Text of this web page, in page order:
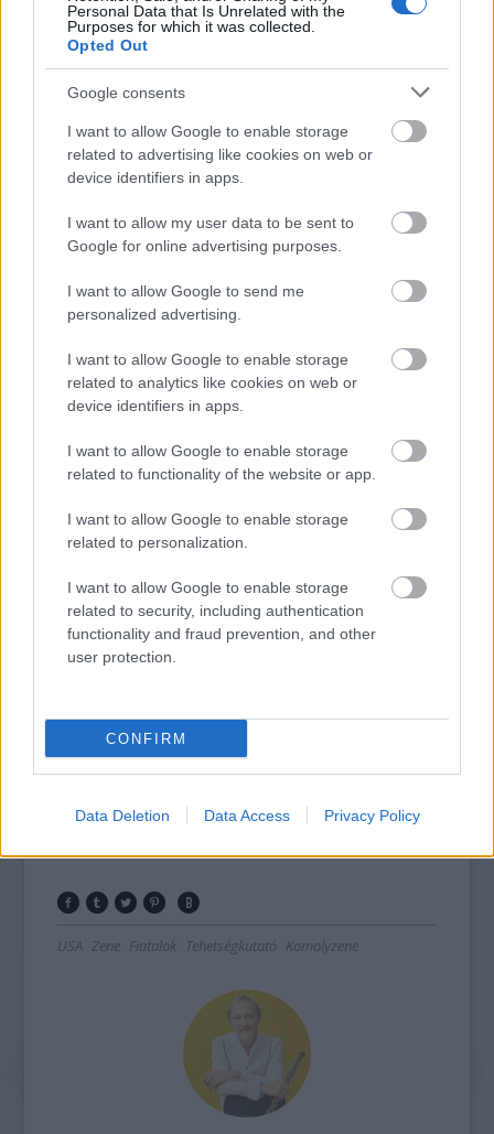
Personal Data that Is Unrelated with the
Purposes for which it was collected.
Opted Out
Google consents
I want to allow Google to enable storage
related to advertising like cookies on web or
device identifiers in apps.
I want to allow my user data to be sent to
Google for online advertising purposes.
I want to allow Google to send me
personalized advertising.
I want to allow Google to enable storage
related to analytics like cookies on web or
device identifiers in apps.
I want to allow Google to enable storage
related to functionality of the website or app.
I want to allow Google to enable storage
related to personalization.
I want to allow Google to enable storage
related to security, including authentication
functionality and fraud prevention, and other
user protection.
CONFIRM
Data Deletion Data Access Privacy Policy
Virtuózok Kamarazenekar kísérte, a péntek
esti döntőben az MR Szimfonikusok
kíséretével, Kovács János vezényletével
játszottak a versenyzők. A műsor
vendégeként színpadra lépett a The Piano
Guys nevű amerikai formáció is két
különleges slágerfeldolgozással.
A péntek esti döntő korcsoportgyőztesei
még egyszer színpadra állnak majd, hogy
fődíjasának" címéért, a december 19-ei élő
adásban (fináléban) azonban már a nézők
Másnap, december 20-án Virtuózok-
döntő szereplőinek részvételével. Ezen a
gálaesten adják át a verseny további
zenekarok, az Armel Operafesztivál és
Molnár Levente operaénekes ajánlott fel.
A versenyzőket a döntőben kísérő MR
Szimfonikusok már a pénteki adásban
felajánlotta különdíját Boros Misinek, aki
A versenyről további információk
honlapjánérhetők el.
Forrás:MTI
USA Zene Fiatalok Tehetségkutató Komolyzene